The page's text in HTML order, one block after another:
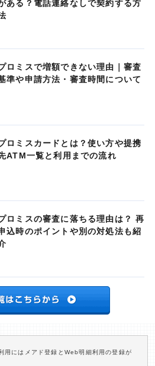
ある？電話連絡なしで契約する方
ロミスで増額できない理由｜審査
準や申請方法・審査時間について
ロミスカードとは？使い方や提携
ATM一覧と利用までの流れ
ロミスの審査に落ちる理由は？ 再
込時のポイントや別の対処法も紹
用にはメアド登録とWeb明細利用の登録が